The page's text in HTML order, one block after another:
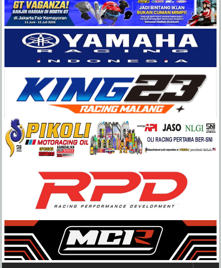
Balap
Paling
Lengkap